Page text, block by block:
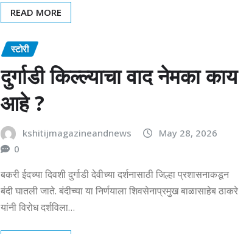
READ MORE
स्टोरी
दुर्गाडी किल्ल्याचा वाद नेमका काय
आहे ?
kshitijmagazineandnews
May 28, 2026
0
बकरी ईदच्या दिवशी दुर्गाडी देवीच्या दर्शनासाठी जिल्हा प्रशासनाकडून
बंदी घातली जाते. बंदीच्या या निर्णयाला शिवसेनाप्रमुख बाळासाहेब ठाकरे
यांनी विरोध दर्शविला…